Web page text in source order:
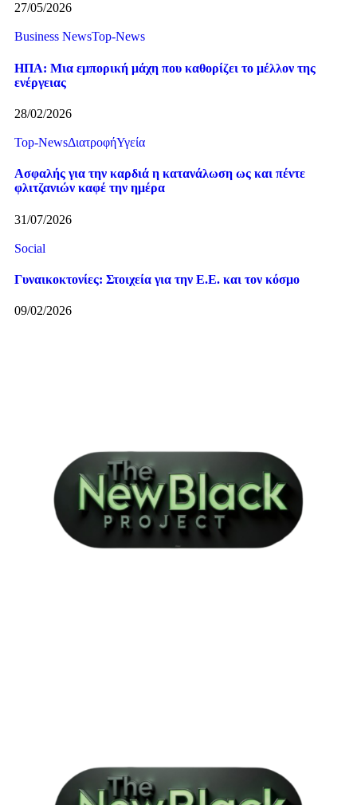
27/05/2026
Business NewsTop-News
ΗΠΑ: Μια εμπορική μάχη που καθορίζει το μέλλον της
ενέργειας
28/02/2026
Top-NewsΔιατροφήΥγεία
Ασφαλής για την καρδιά η κατανάλωση ως και πέντε
φλιτζανιών καφέ την ημέρα
31/07/2026
Social
Γυναικοκτονίες: Στοιχεία για την Ε.Ε. και τον κόσμο
09/02/2026